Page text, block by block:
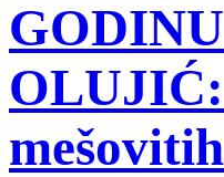
OLUJIĆ: